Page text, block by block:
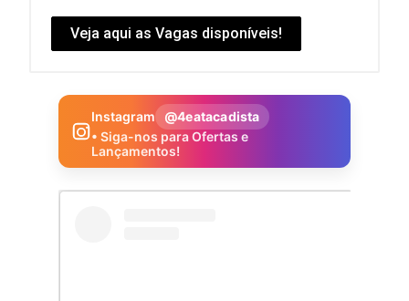
Veja aqui as Vagas disponíveis!
Instagram
@4eatacadista
• Siga-nos para Ofertas e
Lançamentos!